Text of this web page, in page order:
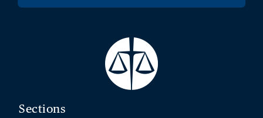
Sections